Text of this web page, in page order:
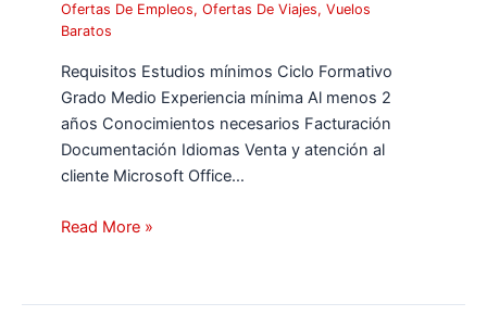
Ofertas De Empleos,Ofertas De Viajes,Vuelos
Baratos
Requisitos Estudios mínimos Ciclo Formativo
Grado Medio Experiencia mínima Al menos 2
años Conocimientos necesarios Facturación
Documentación Idiomas Venta y atención al
cliente Microsoft Office…
Read More »